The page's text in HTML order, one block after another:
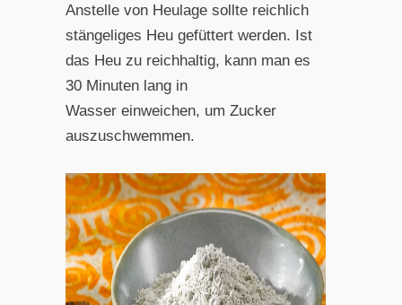
Anstelle von Heulage sollte reichlich
stängeliges Heu gefüttert werden. Ist
das Heu zu reichhaltig, kann man es
30 Minuten lang in
Wasser einweichen, um Zucker
auszuschwemmen.